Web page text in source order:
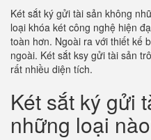
Két sắt ký gửi tài sản không
loại khóa két công nghệ hiện
toàn hơn. Ngoài ra với thiết kế
ngoài. Két sắt ksy gửi tài sản
rất nhiều diện tích.
Két sắt ký gửi
những loại